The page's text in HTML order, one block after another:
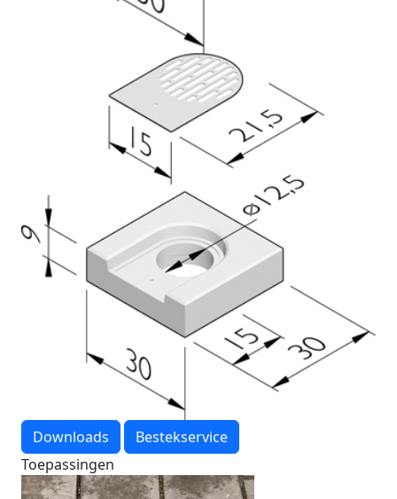
Downloads
Bestekservice
Toepassingen